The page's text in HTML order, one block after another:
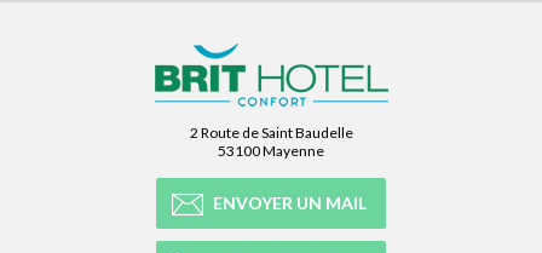
2 Route de Saint Baudelle
53100 Mayenne
ENVOYER UN MAIL